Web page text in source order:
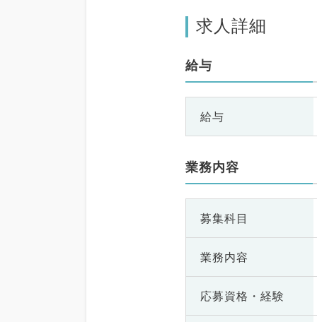
求人詳細
給与
給与
業務内容
募集科目
業務内容
応募資格・ 経験